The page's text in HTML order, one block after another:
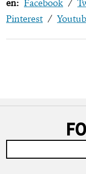
en: Facebook /
Pinterest /